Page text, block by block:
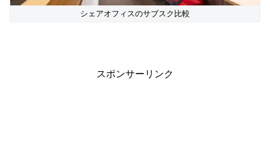
シェアオフィスのサブスク比較
スポンサーリンク